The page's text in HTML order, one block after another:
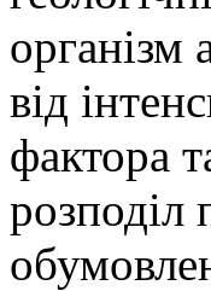
організм
від
фактора
розподіл